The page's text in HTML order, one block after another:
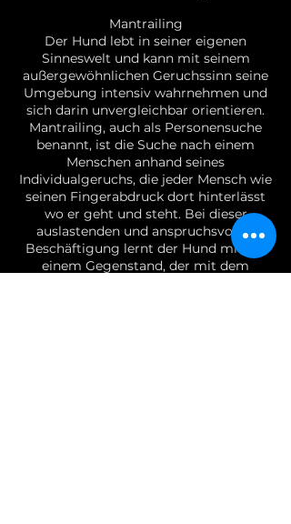
Mantrailing
Der Hund lebt in seiner eigenen
Sinneswelt und kann mit seinem
außergewöhnlichen Geruchssinn seine
Umgebung intensiv wahrnehmen und
sich darin unvergleichbar orientieren.
Mantrailing, auch als Personensuche
benannt, ist die Suche nach einem
Menschen anhand seines
Individualgeruchs, die jeder Mensch wie
seinen Fingerabdruck dort hinterlässt
wo er geht und steht. Bei dieser
auslastenden und anspruchsvollen
Beschäftigung lernt der Hund mittels
einem Gegenstand, der mit dem